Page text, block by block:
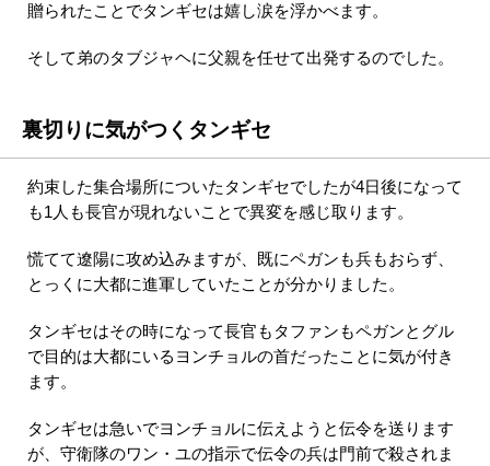
贈られたことでタンギセは嬉し涙を浮かべます。
そして弟のタブジャヘに父親を任せて出発するのでした。
裏切りに気がつくタンギセ
約束した集合場所についたタンギセでしたが4日後になって
も1人も長官が現れないことで異変を感じ取ります。
慌てて遼陽に攻め込みますが、既にペガンも兵もおらず、
とっくに大都に進軍していたことが分かりました。
タンギセはその時になって長官もタファンもペガンとグル
で目的は大都にいるヨンチョルの首だったことに気が付き
ます。
タンギセは急いでヨンチョルに伝えようと伝令を送ります
が、守衛隊のワン・ユの指示で伝令の兵は門前で殺されま